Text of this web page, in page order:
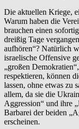
Die aktuellen Kriege,
Warum haben die
brauchen einen
dreißig Tage
aufhören“? Natürlich
israelische Offensive
„großen
respektieren, können
lassen, ohne etwas zu
allem, da sie die
Aggression“ und ihre
Barbarei der beiden
erscheinen.